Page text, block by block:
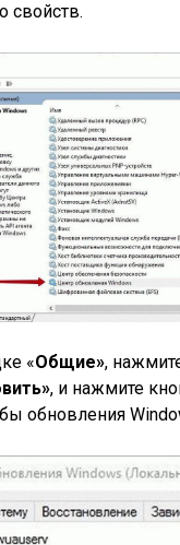
свойств.
«Общие»,
, и нажмите
обновления